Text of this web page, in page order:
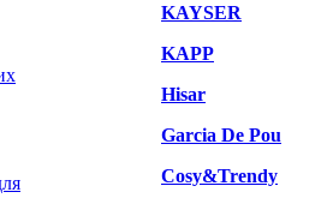
KAYSER
KAPP
Hisar
Garcia De Pou
Cosy&Trendy